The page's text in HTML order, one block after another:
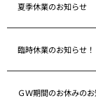
夏季休業のお知らせ
臨時休業のお知らせ！
ＧＷ期間のお休みのお